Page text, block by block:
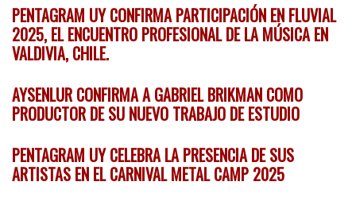
PENTAGRAM UY CONFIRMA PARTICIPACIÓN EN FLUVIAL
2025, EL ENCUENTRO PROFESIONAL DE LA MÚSICA EN
VALDIVIA, CHILE.
AYSENLUR CONFIRMA A GABRIEL BRIKMAN COMO
PRODUCTOR DE SU NUEVO TRABAJO DE ESTUDIO
PENTAGRAM UY CELEBRA LA PRESENCIA DE SUS
ARTISTAS EN EL CARNIVAL METAL CAMP 2025